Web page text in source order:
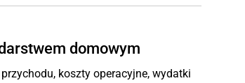
domowym
koszty operacyjne, wydatki